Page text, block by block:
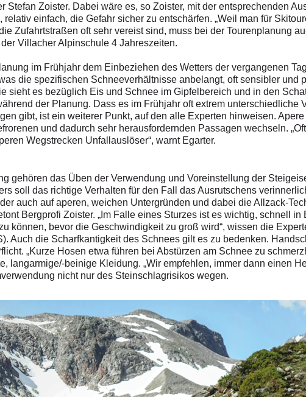
Stefan Zoister. Dabei wäre es, so Zoister, mit der entsprechenden
einfach, die Gefahr sicher zu entschärfen. „Weil man für
Zufahrtstraßen oft sehr vereist sind, muss bei der Tourenplanung
Villacher Alpinschule 4 Jahreszeiten.
im Frühjahr dem Einbeziehen des Wetters der vergangenen
die spezifischen Schneeverhältnisse anbelangt, oft sensibler und
sieht es bezüglich Eis und Schnee im Gipfelbereich und in den
der Planung. Dass es im Frühjahr oft extrem unterschiedliche
gibt, ist ein weiterer Punkt, auf den alle Experten hinweisen.
und dadurch sehr herausfordernden Passagen wechseln.
Wegstrecken Unfallauslöser“, warnt Egarter.
gehören das Üben der Verwendung und Voreinstellung der
soll das richtige Verhalten für den Fall das Ausrutschens
auch auf aperen, weichen Untergründen und dabei die Allzack-
Bergprofi Zoister. „Im Falle eines Sturzes ist es wichtig, schnell
können, bevor die Geschwindigkeit zu groß wird“, wissen die
Auch die Scharfkantigkeit des Schnees gilt es zu bedenken.
„Kurze Hosen etwa führen bei Abstürzen am Schnee zu
langarmige/-beinige Kleidung. „Wir empfehlen, immer dann einen
nicht nur des Steinschlagrisikos wegen.